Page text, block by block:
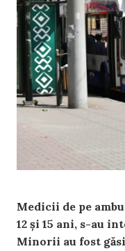
Medicii de pe
12 și 15 ani, s-au
Minorii au fost